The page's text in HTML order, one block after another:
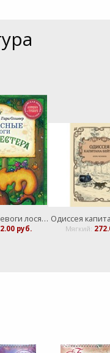
Напрасные тревоги лося Лестера
руб.
Одиссея
Мягкий: